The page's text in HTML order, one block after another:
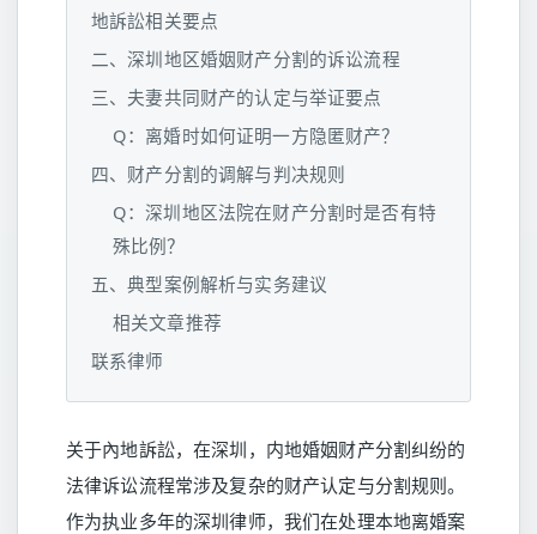
地訴訟相关要点
二、深圳地区婚姻财产分割的诉讼流程
三、夫妻共同财产的认定与举证要点
Q：离婚时如何证明一方隐匿财产？
四、财产分割的调解与判决规则
Q：深圳地区法院在财产分割时是否有特
殊比例？
五、典型案例解析与实务建议
相关文章推荐
联系律师
关于內地訴訟，在深圳，内地婚姻财产分割纠纷的
法律诉讼流程常涉及复杂的财产认定与分割规则。
作为执业多年的深圳律师，我们在处理本地离婚案